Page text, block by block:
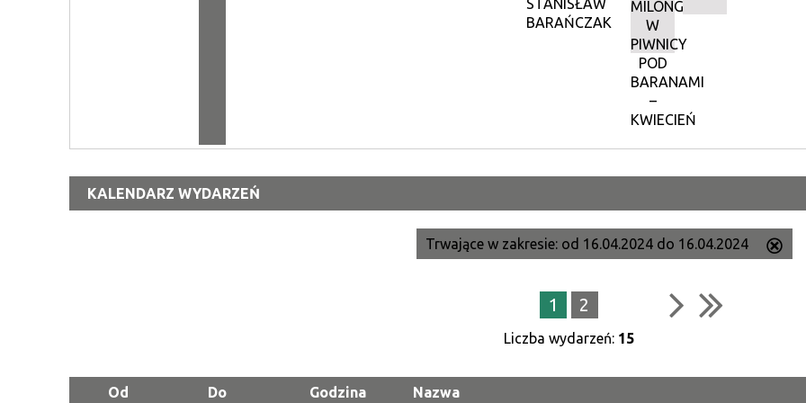
STANISŁAW
BARAŃCZAK
MILONGA
W
PIWNICY
POD
BARANAMI
–
KWIECIEŃ
KALENDARZ WYDARZEŃ
Trwające w zakresie: od 16.04.2024 do 16.04.2024
1 2
Liczba wydarzeń: 15
Od Do Godzina Nazwa